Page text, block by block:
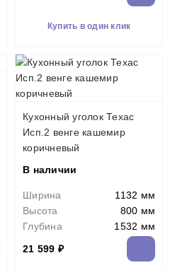
Купить в один клик
Кухонный уголок Техас
Исп.2 венге кашемир
коричневый
В наличии
Ширина
1132 мм
Высота
800 мм
Глубина
1532 мм
21 599 ₽